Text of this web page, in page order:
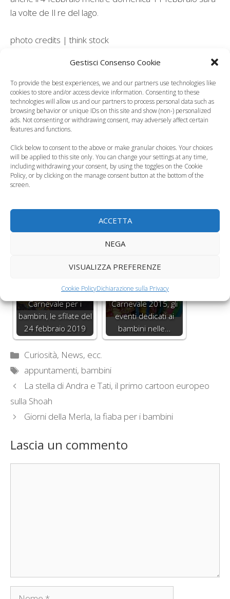
Gestisci Consenso Cookie
To provide the best experiences, we and our partners use technologies like
cookies to store and/or access device information. Consenting to these
technologies will allow us and our partners to process personal data such as
browsing behavior or unique IDs on this site and show (non-) personalized
ads. Not consenting or withdrawing consent, may adversely affect certain
features and functions.
Click below to consent to the above or make granular choices. Your choices
will be applied to this site only. You can change your settings at any time,
including withdrawing your consent, by using the toggles on the Cookie
Policy, or by clicking on the manage consent button at the bottom of the
screen.
ACCETTA
NEGA
VISUALIZZA PREFERENZE
Cookie PolicyDichiarazione sulla Privacy
la volte de Il re del lago.
photo credits | think stock
Leggi anche:
Carnevale 2018,
i bambini -…
Carnevale, i migliori
bambini
bambini, le sfilate del
2 e 3 marzo 2019
Carnevale per i
bambini, le sfilate del
24 febbraio 2019
Carnevale 2015, gli
eventi dedicati ai
bambini nelle…
Categorie
Curiosità, News, ecc.
Tag
appuntamenti, bambini
La stella di Andra e Tati, il primo cartoon europeo
sulla Shoah
Giorni della Merla, la fiaba per i bambini
Lascia un commento
Nome